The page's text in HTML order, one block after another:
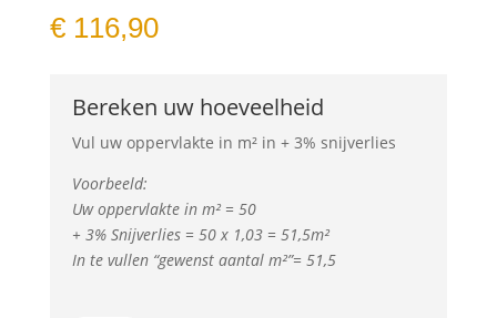
€116,90
Bereken uw hoeveelheid
Vul uw oppervlakte in m² in + 3% snijverlies
Voorbeeld:
Uw oppervlakte in m² = 50
+ 3% Snijverlies = 50 x 1,03 = 51,5m²
In te vullen “gewenst aantal m²”= 51,5